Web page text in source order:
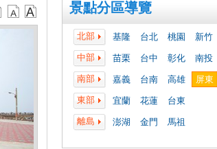
景點分區導覽
北部 基隆 台北 桃園
新竹
中部
苗栗 台中 彰化 南投
南部
嘉義 台南 高雄
屏東
東部
宜蘭 花蓮
台東
離島
澎湖 金門 馬祖